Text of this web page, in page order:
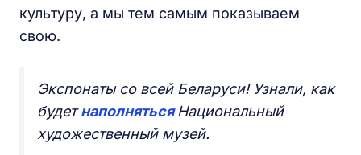
культуру, а мы тем самым показываем
свою.
Экспонаты со всей Беларуси! Узнали, как
будетнаполнятьсяНациональный
художественный музей.